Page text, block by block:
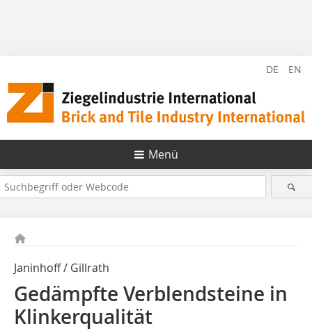
DE EN
Menü
Janinhoff / Gillrath
Gedämpfte Verblendsteine in
Klinkerqualität